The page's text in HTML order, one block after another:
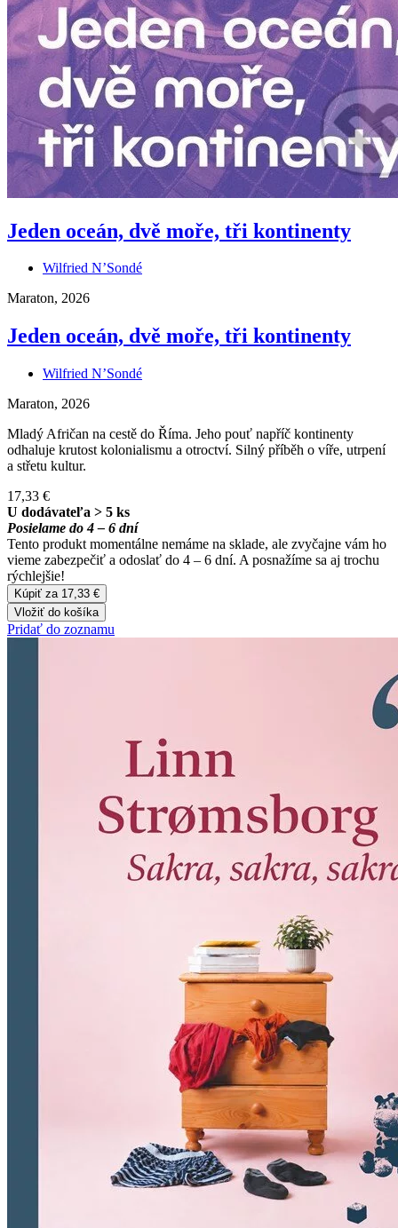
Jeden oceán, dvě moře, tři kontinenty
Wilfried N’Sondé
Maraton, 2026
Jeden oceán, dvě moře, tři kontinenty
Wilfried N’Sondé
Maraton, 2026
Mladý Afričan na cestě do Říma. Jeho pouť napříč kontinenty
odhaluje krutost kolonialismu a otroctví. Silný příběh o víře, utrpení
a střetu kultur.
17,33 €
U dodávateľa > 5 ks
Posielame do 4 – 6 dní
Tento produkt momentálne nemáme na sklade, ale zvyčajne vám ho
vieme zabezpečiť a odoslať do 4 – 6 dní. A posnažíme sa aj trochu
rýchlejšie!
Kúpiť za 17,33 €
Vložiť do košíka
Pridať do zoznamu